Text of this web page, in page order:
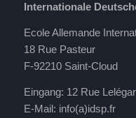
Internationale
Ecole Allemande
18 Rue Pasteur
F-92210 Saint-Cloud
Eingang: 12 Rue
E-Mail: info(a)idsp.fr